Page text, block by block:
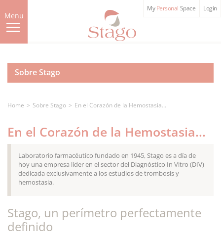
to
main
content
Menu
MyPersonal Space Login
Sobre Stago
Home Sobre Stago En el Corazón de la Hemostasia...
En el Corazón de la Hemostasia...
Laboratorio farmacéutico fundado en 1945, Stago es a día de
hoy una empresa líder en el sector del Diagnóstico In Vitro (DIV)
dedicada exclusivamente a los estudios de trombosis y
hemostasia.
Stago, un perímetro perfectamente
definido